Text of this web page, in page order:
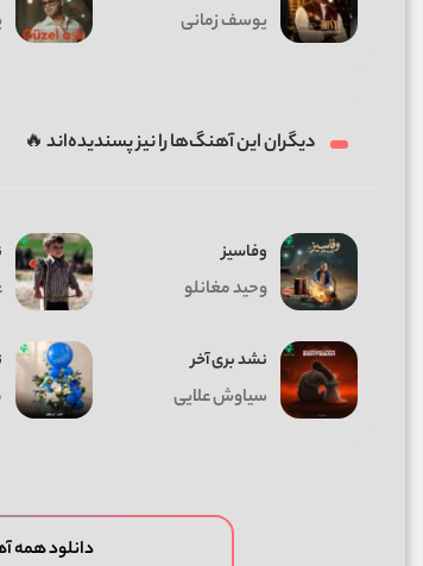
یوسف زمانی
دیگران این آهنگ‌ها را نیز پسندیده‌اند 🔥
وفاسیز
وحید مغانلو
نشد بری آخر
سیاوش علایی
دانلود همه